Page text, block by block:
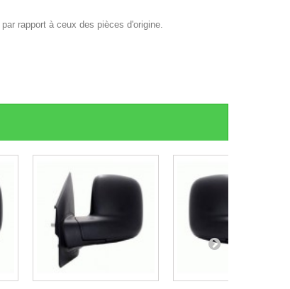
par rapport à ceux des pièces d'origine.